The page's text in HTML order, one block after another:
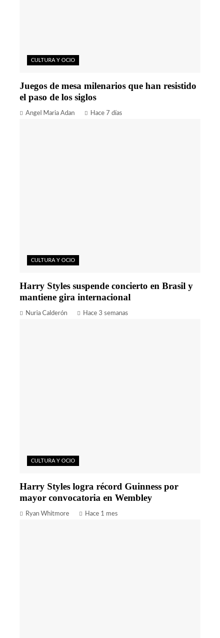
CULTURA Y OCIO
Juegos de mesa milenarios que han resistido
el paso de los siglos
Angel Maria Adan Hace 7 días
CULTURA Y OCIO
Harry Styles suspende concierto en Brasil y
mantiene gira internacional
Nuria Calderón Hace 3 semanas
CULTURA Y OCIO
Harry Styles logra récord Guinness por
mayor convocatoria en Wembley
Ryan Whitmore Hace 1 mes